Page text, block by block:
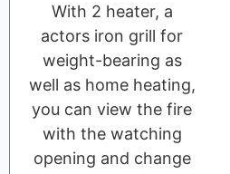
With 2 heater, a
actors iron grill for
weight-bearing as
well as home heating,
you can view the fire
with the watching
opening and change